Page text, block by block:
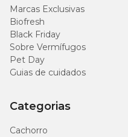
Marcas Exclusivas
Biofresh
Black Friday
Sobre Vermífugos
Pet Day
Guias de cuidados
Categorias
Cachorro